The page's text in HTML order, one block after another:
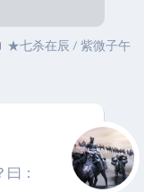
★七杀在辰/紫微子午
：